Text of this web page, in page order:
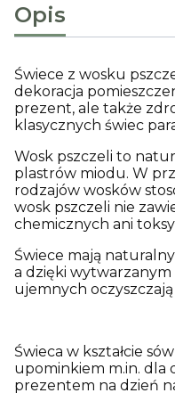
Opis
Świece z wosku
dekoracja
prezent, ale także
klasycznych świec
Wosk pszczeli to
plastrów miodu. W
rodzajów wosków
wosk pszczeli nie
chemicznych ani
Świece mają
a dzięki
ujemnych
Świeca w kształcie
upominkiem m.in. dla
prezentem na dzień